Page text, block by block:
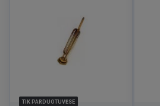
TIK PARDUOTUVĖSE